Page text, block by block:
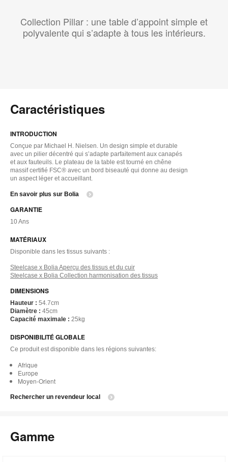
Collection Pillar : une table d’appoint simple et
polyvalente qui s’adapte à tous les intérieurs.
Caractéristiques
INTRODUCTION
Conçue par Michael H. Nielsen. Un design simple et durable
avec un pilier décentré qui s’adapte parfaitement aux canapés
et aux fauteuils. Le plateau de la table est tourné en chêne
massif certifié FSC® avec un bord biseauté qui donne au design
un aspect léger et accueillant.
En savoir plus sur Bolia
GARANTIE
10 Ans
MATÉRIAUX
Disponible dans les tissus suivants :
Steelcase x Bolia Aperçu des tissus et du cuir
Steelcase x Bolia Collection harmonisation des tissus
DIMENSIONS
Hauteur : 54.7cm
Diamètre : 45cm
Capacité maximale : 25kg
DISPONIBILITÉ GLOBALE
Ce produit est disponible dans les régions suivantes:
Afrique
Europe
Moyen-Orient
Rechercher un revendeur local
Gamme